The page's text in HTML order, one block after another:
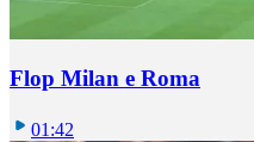
Flop Milan e Roma
01:42